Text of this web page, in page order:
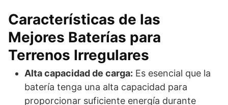
Características de las
Mejores Baterías para
Terrenos Irregulares
Alta capacidad de carga: Es esencial que la
batería tenga una alta capacidad para
proporcionar suficiente energía durante